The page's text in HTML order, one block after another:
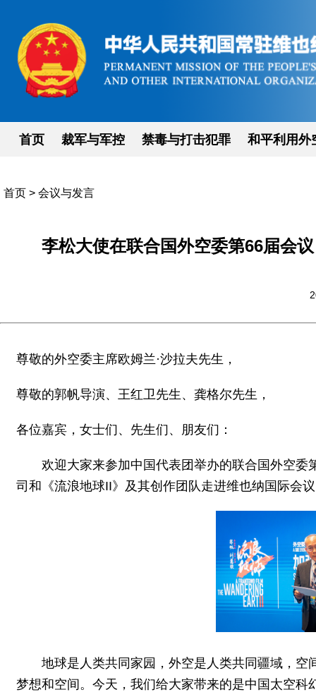
首页 裁军与军控 禁毒与打击犯罪 和平利用外
首页 > 会议与发言
李松大使在联合国外空委第66届会
尊敬的外空委主席欧姆兰·沙拉夫先生，
尊敬的郭帆导演、王红卫先生、龚格尔先生，
各位嘉宾，女士们、先生们、朋友们：
欢迎大家来参加中国代表团举办的联合国外空
司和《流浪地球II》及其创作团队走进维也纳国际会
地球是人类共同家园，外空是人类共同疆域，
梦想和空间。今天，我们给大家带来的是中国太空